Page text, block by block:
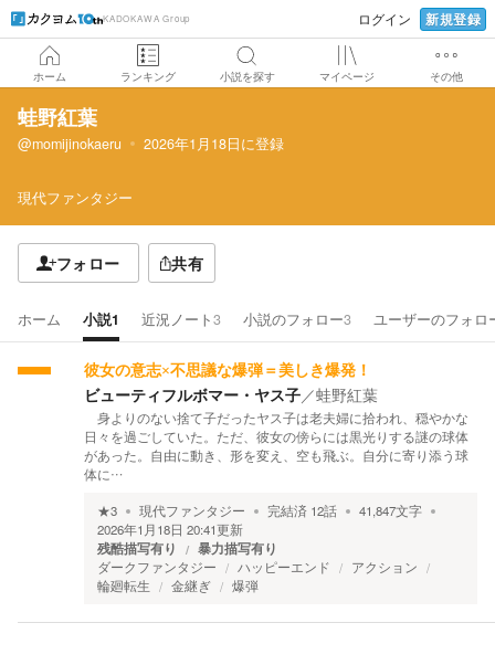
KADOKAWA Group ログイン 新規登録
ホーム ランキング 小説を探す マイページ その他
蛙野紅葉
@momijinokaeru 2026年1月18日に登録
現代ファンタジー
フォロー 共有
ホーム 小説1 近況ノート3 小説のフォロー3 ユーザーのフォロ
彼女の意志×不思議な爆弾＝美しき爆発！
ビューティフルボマー・ヤス子／蛙野紅葉
身よりのない捨て子だったヤス子は老夫婦に拾われ、穏やかな
日々を過ごしていた。ただ、彼女の傍らには黒光りする謎の球体
があった。自由に動き、形を変え、空も飛ぶ。自分に寄り添う球
体に…
★3 現代ファンタジー 完結済 12話 41,847文字
2026年1月18日 20:41更新
残酷描写有り 暴力描写有り
ダークファンタジー ハッピーエンド
アクション
輪廻転生
金継ぎ 爆弾